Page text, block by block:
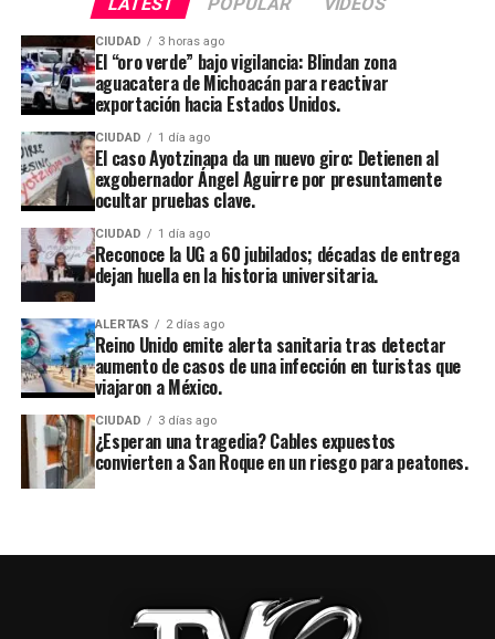
LATEST POPULAR VIDEOS
CIUDAD 3 horas ago
El “oro verde” bajo vigilancia: Blindan zona
aguacatera de Michoacán para reactivar
exportación hacia Estados Unidos.
CIUDAD 1 día ago
El caso Ayotzinapa da un nuevo giro: Detienen al
exgobernador Ángel Aguirre por presuntamente
ocultar pruebas clave.
CIUDAD 1 día ago
Reconoce la UG a 60 jubilados; décadas de entrega
dejan huella en la historia universitaria.
ALERTAS 2 días ago
Reino Unido emite alerta sanitaria tras detectar
aumento de casos de una infección en turistas que
viajaron a México.
CIUDAD 3 días ago
¿Esperan una tragedia? Cables expuestos
convierten a San Roque en un riesgo para peatones.